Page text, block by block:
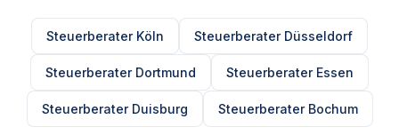
Steuerberater Köln Steuerberater Düsseldorf
Steuerberater Dortmund Steuerberater Essen
Steuerberater Duisburg Steuerberater Bochum